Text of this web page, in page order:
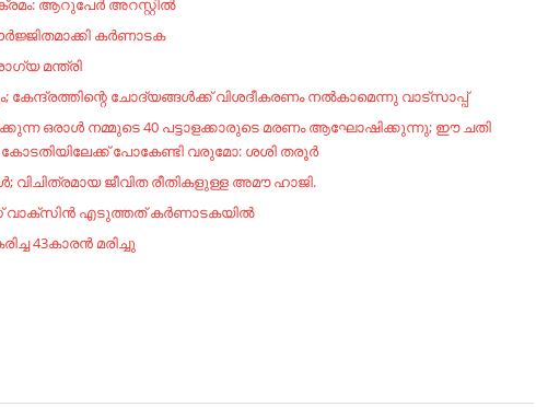
ആറുപേര്‍ അറസ്റ്റില്‍
കര്‍ണാടക
മന്ത്രി
ചോദ്യങ്ങള്‍ക്ക് വിശദീകരണം നല്‍കാമെന്നു വാട്സാപ്പ്
ഒരാൾ നമ്മുടെ 40 പട്ടാളക്കാരുടെ മരണം ആഘോഷിക്കുന്നു; ഈ ചതി
കോടതിയിലേക്ക് പോകേണ്ടി വരുമോ: ശശി തരൂർ
വിചിത്രമായ ജീവിത രീതികളുള്ള അമൗ ഹാജി.
വാക്‌സിൻ എടുത്തത് കർണാടകയിൽ
43കാരൻ മരിച്ചു